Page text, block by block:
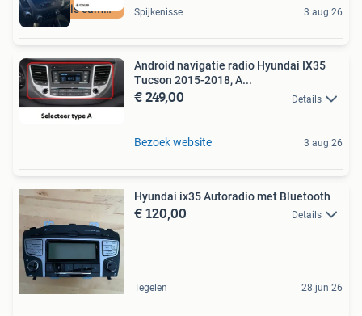
met gratis camera Spijkenisse 3 aug 26
Android navigatie radio Hyundai IX35
Tucson 2015-2018, A...
€ 249,00 Details
Bezoek website 3 aug 26
Hyundai ix35 Autoradio met Bluetooth
€ 120,00 Details
Tegelen 28 jun 26